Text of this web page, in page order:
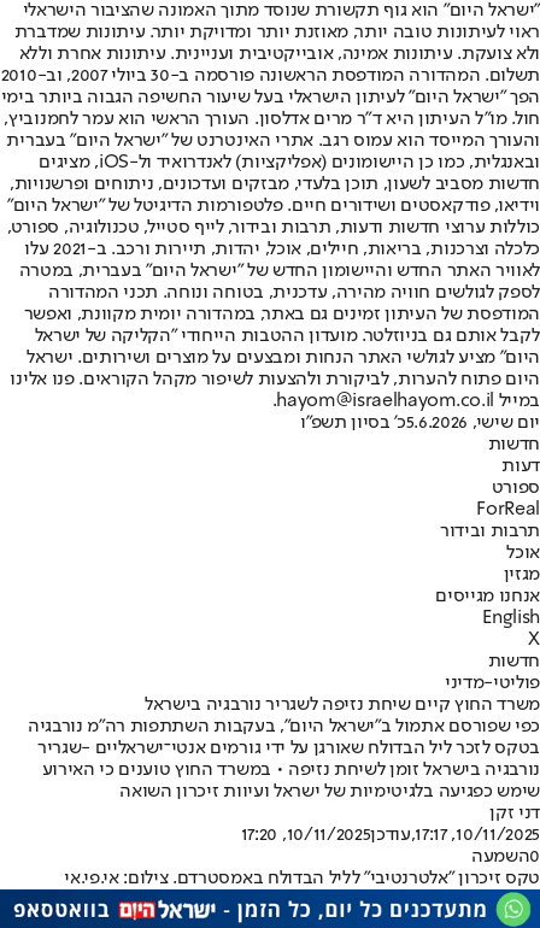
"ישראל היום" הוא גוף תקשורת שנוסד מתוך האמונה שהציבור הישראלי
ראוי לעיתונות טובה יותר, מאוזנת יותר ומדויקת יותר. עיתונות שמדברת
ולא צועקת. עיתונות אמינה, אובייקטיבית ועניינית. עיתונות אחרת וללא
תשלום. המהדורה המודפסת הראשונה פורסמה ב-30 ביולי 2007, וב-2010
הפך "ישראל היום" לעיתון הישראלי בעל שיעור החשיפה הגבוה ביותר בימי
חול. מו"ל העיתון היא ד"ר מרים אדלסון. העורך הראשי הוא עמר לחמנוביץ,
והעורך המייסד הוא עמוס רגב. אתרי האינטרנט של "ישראל היום" בעברית
ובאנגלית, כמו כן היישומונים (אפליקציות) לאנדרואיד ול-iOS, מציגים
חדשות מסביב לשעון, תוכן בלעדי, מבזקים ועדכונים, ניתוחים ופרשנויות,
וידיאו, פודקאסטים ושידורים חיים. פלטפורמות הדיגיטל של "ישראל היום"
כוללות ערוצי חדשות ודעות, תרבות ובידור, לייף סטייל, טכנולוגיה, ספורט,
כלכלה וצרכנות, בריאות, חיילים, אוכל, יהדות, תיירות ורכב. ב-2021 עלו
לאוויר האתר החדש והיישומון החדש של "ישראל היום" בעברית, במטרה
לספק לגולשים חוויה מהירה, עדכנית, בטוחה ונוחה. תכני המהדורה
המודפסת של העיתון זמינים גם באתר, במהדורה יומית מקוונת, ואפשר
לקבל אותם גם בניוזלטר. מועדון ההטבות הייחודי "הקליקה של ישראל
היום" מציע לגולשי האתר הנחות ומבצעים על מוצרים ושירותים. ישראל
היום פתוח להערות, לביקורת ולהצעות לשיפור מקהל הקוראים. פנו אלינו
במייל hayom@israelhayom.co.il.
יום שישי, 5.6.2026
כ' בסיון תשפ"ו
חדשות
דעות
ספורט
ForReal
תרבות ובידור
אוכל
מגזין
אנחנו מגייסים
English
X
חדשות
פוליטי-מדיני
משרד החוץ קיים שיחת נזיפה לשגריר נורבגיה בישראל
כפי שפורסם אתמול ב"ישראל היום", בעקבות השתתפות רה״מ נורבגיה
בטקס לזכר ליל הבדולח שאורגן על ידי גורמים אנטי־ישראליים -שגריר
נורבגיה בישראל זומן לשיחת נזיפה • במשרד החוץ טוענים כי האירוע
שימש כפגיעה בלגיטימיות של ישראל ועיוות זיכרון השואה
דני זקן
10/11/2025, 17:17
,עודכן10/11/2025, 17:20
0השמעה
טקס זיכרון "אלטרנטיבי" לליל הבדולח באמסטרדם. צילום: אי.פי.אי